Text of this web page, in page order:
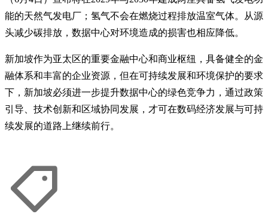
能的天然气发电厂；氢气不会在燃烧过程排放温室气体。从源
头减少碳排放，数据中心对环境造成的损害也相应降低。
新加坡作为亚太区的重要金融中心和商业枢纽，具备健全的金
融体系和丰富的企业资源，但在可持续发展和环境保护的要求
下，新加坡必须进一步提升数据中心的绿色竞争力，通过政策
引导、技术创新和区域协同发展，才可在数码经济发展与可持
续发展的道路上继续前行。